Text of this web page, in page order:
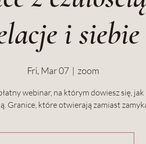
i siebie
Fri, Mar 07
  |
zoom
webinar, na którym dowiesz się,
Granice, które otwierają zamiast